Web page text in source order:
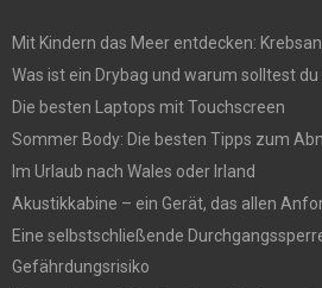
Mit Kindern das Meer entdecken:
Was ist ein Drybag und warum solltest
Die besten Laptops mit Touchscreen
Sommer Body: Die besten Tipps zum
Im Urlaub nach Wales oder Irland
Akustikkabine – ein Gerät, das allen
Eine selbstschließende
Gefährdungsrisiko